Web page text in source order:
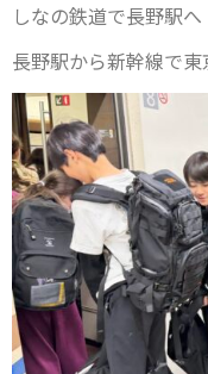
しなの鉄道で長野駅へ
長野駅から新幹線で東